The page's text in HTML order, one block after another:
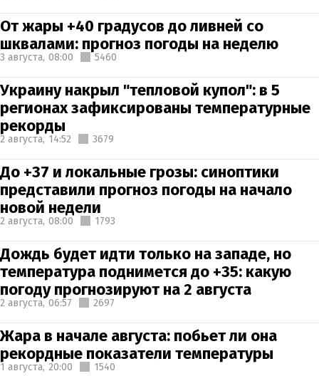
От жары +40 градусов до ливней со
шквалами: прогноз погоды на неделю
3 августа, 08:00 5460
Украину накрыл "тепловой купол": в 5
регионах зафиксированы температурные
рекорды
2 августа, 14:52 3679
До +37 и локальные грозы: синоптики
представили прогноз погоды на начало
новой недели
2 августа, 08:00 1793
Дождь будет идти только на западе, но
температура поднимется до +35: какую
погоду прогнозируют на 2 августа
2 августа, 06:57 2697
Жара в начале августа: побьет ли она
рекордные показатели температуры
1 августа, 20:00 1540